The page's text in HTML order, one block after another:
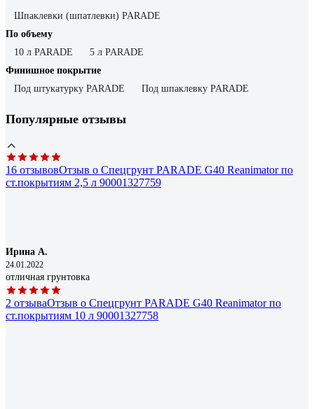
Шпаклевки (шпатлевки) PARADE
По объему
10 л PARADE
5 л PARADE
Финишное покрытие
Под штукатурку PARADE
Под шпаклевку PARADE
Популярные отзывы
16 отзывовОтзыв о Спецгрунт PARADE G40 Reanimator по
ст.покрытиям 2,5 л 90001327759
Ирина А.
24.01.2022
отличная грунтовка
2 отзываОтзыв о Спецгрунт PARADE G40 Reanimator по
ст.покрытиям 10 л 90001327758